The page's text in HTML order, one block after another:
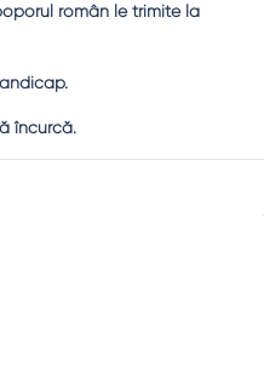
român le trimite la
încurcă.